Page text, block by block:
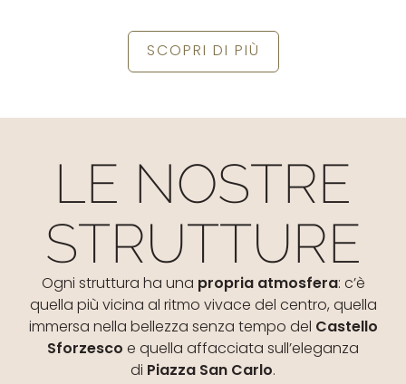
SCOPRI DI PIÙ
LE NOSTRE
STRUTTURE
Ogni struttura ha una propria atmosfera: c’è
quella più vicina al ritmo vivace del centro, quella
immersa nella bellezza senza tempo del Castello
Sforzescoe quella affacciata sull’eleganza
di Piazza San Carlo.